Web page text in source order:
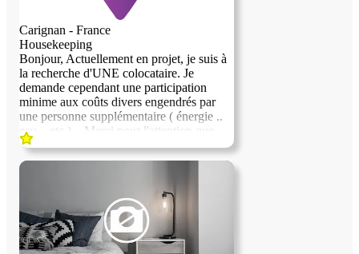
Carignan - France
Housekeeping
Bonjour, Actuellement en projet, je suis à
la recherche d'UNE colocataire. Je
demande cependant une participation
minime aux coûts divers engendrés par
une personne supplémentaire ( énergie ..
eau .. etc )... Merci pour l'attention que
vous pourrez porter à ce projet ...